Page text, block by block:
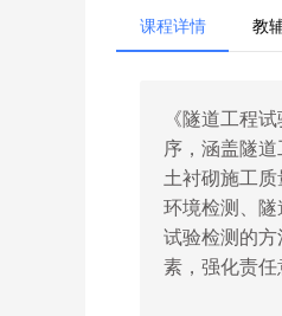
课程详情 教
《隧道工程
序，涵盖隧
土衬砌施工
环境检测、
试验检测的
素，强化责